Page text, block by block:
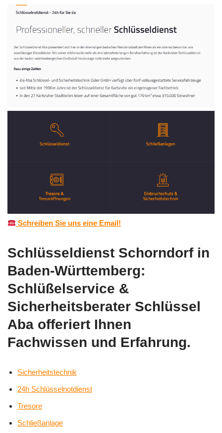
Schreiben Sie uns eine Email!
Schlüsseldienst Schorndorf in
Baden-Württemberg:
Schlüßelservice &
Sicherheitsberater Schlüssel
Aba offeriert Ihnen
Fachwissen und Erfahrung.
Sicherheitstechnik
24h Schlüsselnotdienst
Tresore
Schließanlage